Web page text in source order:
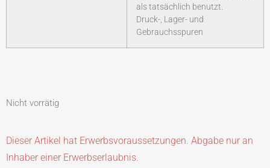
als tatsächlich benutzt.
Druck-, Lager- und
Gebrauchsspuren
Nicht vorrätig
Dieser Artikel hat Erwerbsvoraussetzungen. Abgabe nur an
Inhaber einer Erwerbserlaubnis.